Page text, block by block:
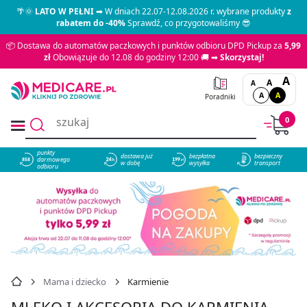
🌴🌞LATO W PEŁNI➡ W dniach 22.07-12.08.2026 r. wybrane produktyz
rabatem do -40%Sprawdź, co przygotowaliśmy 😎
📦 Dostawa do automatów paczkowych i punktów odbioru DPD Pickup za 5,99
złObowiązuje do 12.08 do godziny 12:00 🚚 ➡Skorzystaj!
Poradniki
A A A
A A
0
858
punkty
darmowego
odbioru
dostawa już
w dobę
bezpłatna
wysyłka
bezpieczny
transport
Mama i dziecko Karmienie